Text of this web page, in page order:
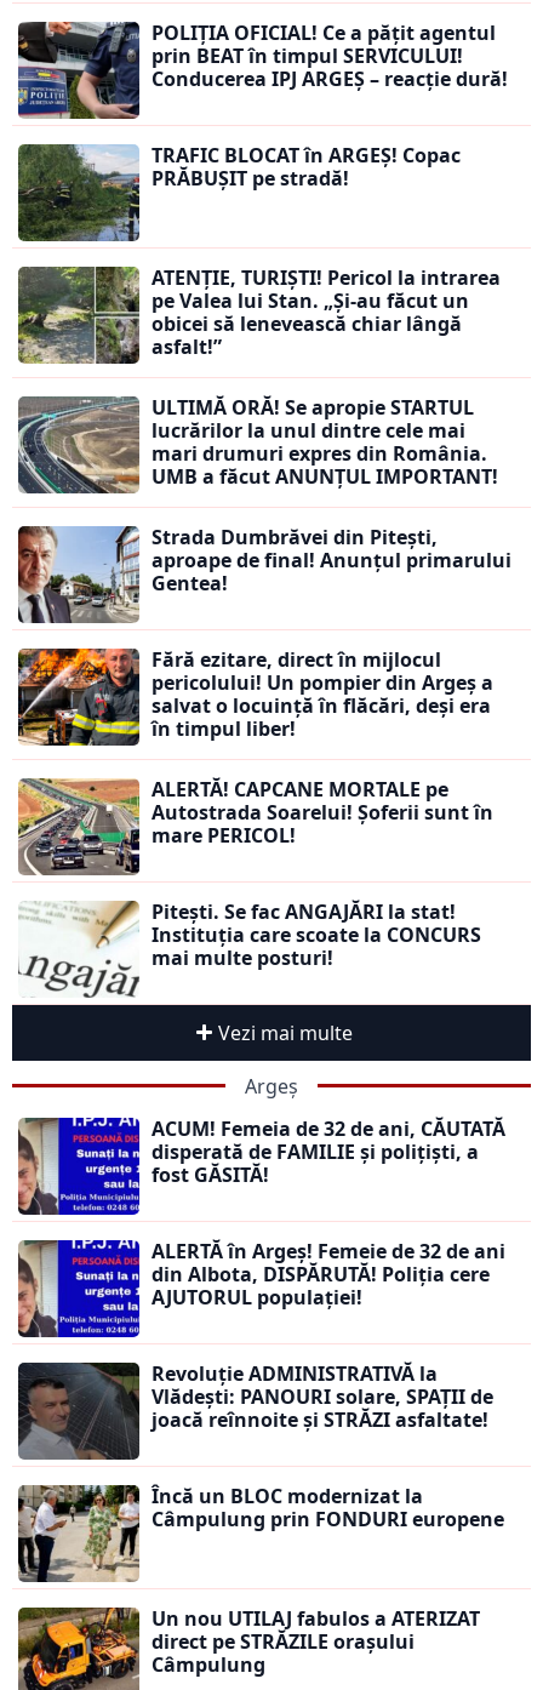
POLIȚIA OFICIAL! Ce a pățit agentul
prin BEAT în timpul SERVICULUI!
Conducerea IPJ ARGEȘ – reacție dură!
TRAFIC BLOCAT în ARGEȘ! Copac
PRĂBUȘIT pe stradă!
ATENȚIE, TURIȘTI! Pericol la intrarea
pe Valea lui Stan. „Și-au făcut un
obicei să lenevească chiar lângă
asfalt!”
ULTIMĂ ORĂ! Se apropie STARTUL
lucrărilor la unul dintre cele mai
mari drumuri expres din România.
UMB a făcut ANUNȚUL IMPORTANT!
Strada Dumbrăvei din Pitești,
aproape de final! Anunțul primarului
Gentea!
Fără ezitare, direct în mijlocul
pericolului! Un pompier din Argeș a
salvat o locuință în flăcări, deși era
în timpul liber!
ALERTĂ! CAPCANE MORTALE pe
Autostrada Soarelui! Șoferii sunt în
mare PERICOL!
Pitești. Se fac ANGAJĂRI la stat!
Instituția care scoate la CONCURS
mai multe posturi!
Vezi mai multe
Argeș
ACUM! Femeia de 32 de ani, CĂUTATĂ
disperată de FAMILIE și polițiști, a
fost GĂSITĂ!
ALERTĂ în Argeș! Femeie de 32 de ani
din Albota, DISPĂRUTĂ! Poliția cere
AJUTORUL populației!
Revoluție ADMINISTRATIVĂ la
Vlădești: PANOURI solare, SPAȚII de
joacă reînnoite și STRĂZI asfaltate!
Încă un BLOC modernizat la
Câmpulung prin FONDURI europene
Un nou UTILAJ fabulos a ATERIZAT
direct pe STRĂZILE orașului
Câmpulung